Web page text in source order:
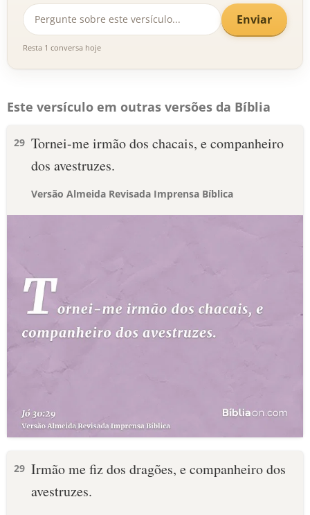
Enviar
Resta 1 conversa hoje
Este versículo em outras versões da Bíblia
29 Tornei-me irmão dos chacais, e companheiro
dos avestruzes.
Versão Almeida Revisada Imprensa Bíblica
29 Irmão me fiz dos dragões, e companheiro dos
avestruzes.